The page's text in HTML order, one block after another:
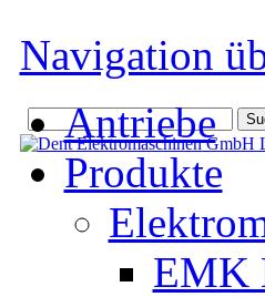
Navigation
Antriebe
Produkte
EMK